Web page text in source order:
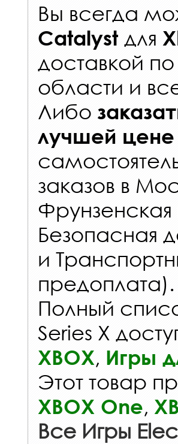
Вы всегда
Catalyst для
доставкой
области и
Либо
лучшей цене
заказов в
Фрунзенская
Безопасная
и
предоплата).
Полный
Series X
XBOX, Игры
Этот товар
XBOX One,
Все Игры